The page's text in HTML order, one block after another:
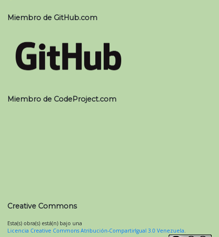
Miembro de GitHub.com
Miembro de CodeProject.com
Creative Commons
Esta(s) obra(s) está(n) bajo una
Licencia Creative Commons Atribución-CompartirIgual 3.0 Venezuela